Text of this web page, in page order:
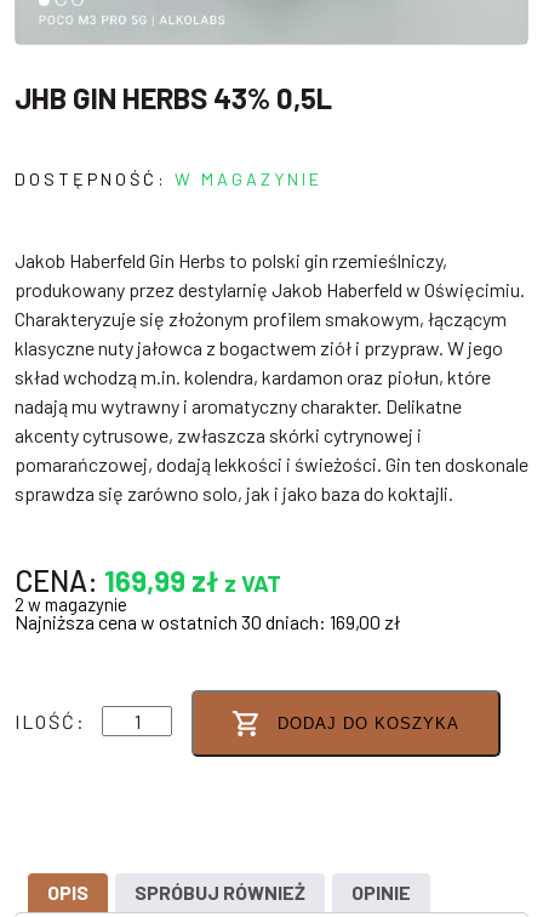
JHB GIN HERBS 43% 0,5L
DOSTĘPNOŚĆ: W MAGAZYNIE
Jakob Haberfeld Gin Herbs to polski gin rzemieślniczy,
produkowany przez destylarnię Jakob Haberfeld w Oświęcimiu.
Charakteryzuje się złożonym profilem smakowym, łączącym
klasyczne nuty jałowca z bogactwem ziół i przypraw. W jego
skład wchodzą m.in. kolendra, kardamon oraz piołun, które
nadają mu wytrawny i aromatyczny charakter. Delikatne
akcenty cytrusowe, zwłaszcza skórki cytrynowej i
pomarańczowej, dodają lekkości i świeżości. Gin ten doskonale
sprawdza się zarówno solo, jak i jako baza do koktajli.
CENA: 169,99 zł z VAT
2 w magazynie
Najniższa cena w ostatnich 30 dniach: 169,00 zł
ILOŚĆ:
ilość
JHB
DODAJ DO KOSZYKA
OPIS SPRÓBUJ RÓWNIEŻ OPINIE